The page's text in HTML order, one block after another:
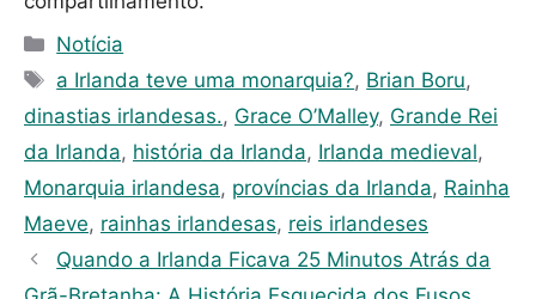
C
a
e
g
o
r
i
Notícia
T
a
s
a Irlanda teve uma monarquia?, Brian Boru,
dinastias irlandesas., Grace O’Malley, Grande Rei
da Irlanda, história da Irlanda, Irlanda medieval,
Monarquia irlandesa, províncias da Irlanda, Rainha
Maeve, rainhas irlandesas, reis irlandeses
Quando a Irlanda Ficava 25 Minutos Atrás da